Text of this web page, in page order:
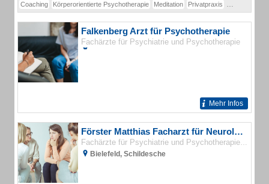
Coaching Körperorientierte Psychotherapie Meditation Privatpraxis
Falkenberg Arzt für Psychotherapie
Fachärzte für Psychiatrie und Psychotherapie
Mehr Infos
Förster Matthias Facharzt für Neurologie, Psychiatrie und Psychotherapie
Fachärzte für Psychiatrie und PsychotherapieÄrzte:
Bielefeld, Schildesche